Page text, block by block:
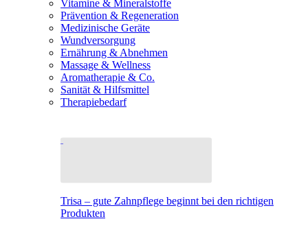
Vitamine & Mineralstoffe
Prävention & Regeneration
Medizinische Geräte
Wundversorgung
Ernährung & Abnehmen
Massage & Wellness
Aromatherapie & Co.
Sanität & Hilfsmittel
Therapiebedarf
Trisa – gute Zahnpflege beginnt bei den richtigen
Produkten